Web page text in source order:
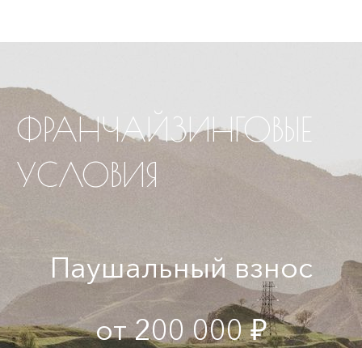
ФРАНЧАЙЗИНГОВЫЕ
УСЛОВИЯ
Паушальный взнос
от 200 000 ₽